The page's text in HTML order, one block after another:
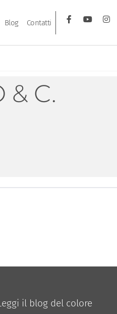
Blog Contatti
& C.
il blog del colore